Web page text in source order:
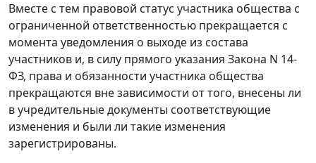
Вместе с тем правовой статус участника общества с
ограниченной ответственностью прекращается с
момента уведомления о выходе из состава
участников и, в силу прямого указания Закона N 14-
ФЗ, права и обязанности участника общества
прекращаются вне зависимости от того, внесены ли
в учредительные документы соответствующие
изменения и были ли такие изменения
зарегистрированы.